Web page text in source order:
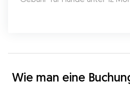
Wie man eine